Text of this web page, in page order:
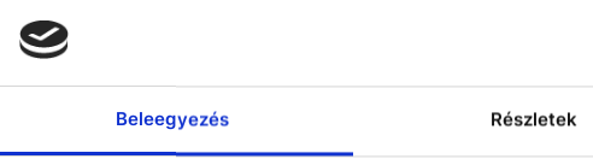
Beleegyezés Részletek
•
•